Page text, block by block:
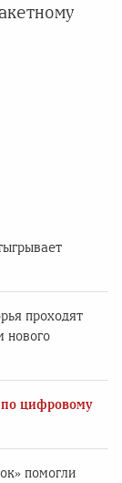
проходят
нового
по цифровому
помогли